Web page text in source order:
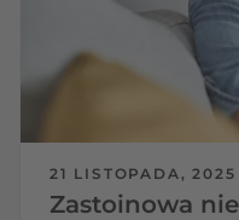
21 LISTOPADA, 2025
Zastoinowa